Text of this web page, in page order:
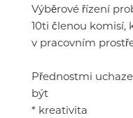
Výběrové řízení
10ti členou komisí,
v pracovním
Přednostmi
být
* kreativita